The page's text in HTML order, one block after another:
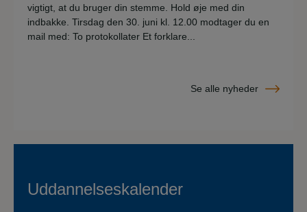
vigtigt, at du bruger din stemme. Hold øje med din
indbakke. Tirsdag den 30. juni kl. 12.00 modtager du en
mail med: To protokollater Et forklare...
Se alle nyheder
Uddannelseskalender